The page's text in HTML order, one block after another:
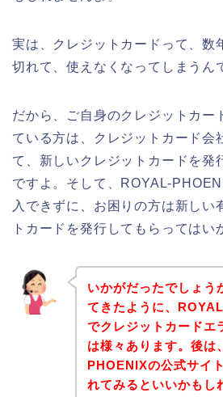
実は、クレジットカードって、数
切れて、使えなくなってしまうん
だから、ご自身のクレジットカー
ている方は、クレジットカード会
て、新しいクレジットカードを発
ですよ。そして、ROYAL-
入できずに、お困りの方は新しい
トカードを発行してもらってはい
いかがだったでしょう
てきたように、
でクレジットカードエ
は様々あります。後は
PHOENIXの公式サイ
れてみるといいかもし